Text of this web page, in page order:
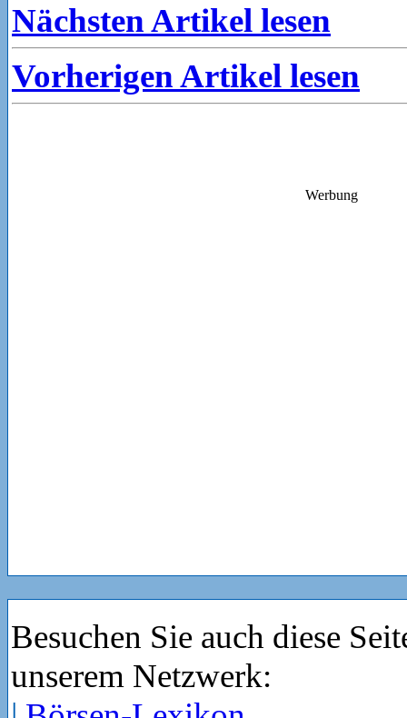
Nächsten Artikel lesen
Vorherigen Artikel lesen
Werbung
Besuchen Sie auch diese
unserem Netzwerk: